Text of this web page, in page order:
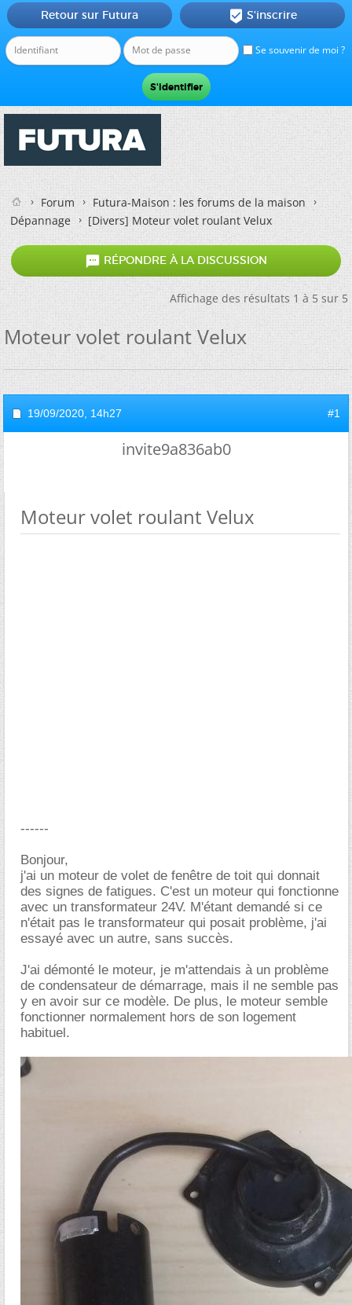
Se souvenir de moi ?
Retour sur Futura  S'inscrire
Forum
Futura-Maison : les forums de la maison
Dépannage
[Divers]Moteur volet roulant Velux
 RÉPONDRE À LA DISCUSSION
Affichage des résultats 1 à 5 sur 5
Moteur volet roulant Velux
19/09/2020, 14h27 #1
invite9a836ab0
Moteur volet roulant Velux
------
Bonjour,
j'ai un moteur de volet de fenêtre de toit qui donnait
des signes de fatigues. C'est un moteur qui fonctionne
avec un transformateur 24V. M'étant demandé si ce
n'était pas le transformateur qui posait problème, j'ai
essayé avec un autre, sans succès.
J'ai démonté le moteur, je m'attendais à un problème
de condensateur de démarrage, mais il ne semble pas
y en avoir sur ce modèle. De plus, le moteur semble
fonctionner normalement hors de son logement
habituel.